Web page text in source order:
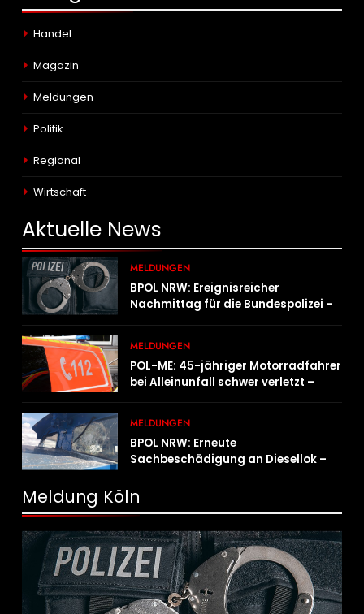
Handel
Magazin
Meldungen
Politik
Regional
Wirtschaft
Aktuelle News
MELDUNGEN
BPOL NRW: Ereignisreicher
Nachmittag für die Bundespolizei –
MELDUNGEN
POL-ME: 45-jähriger Motorradfahrer
bei Alleinunfall schwer verletzt –
MELDUNGEN
BPOL NRW: Erneute
Sachbeschädigung an Diesellok –
Meldung Köln